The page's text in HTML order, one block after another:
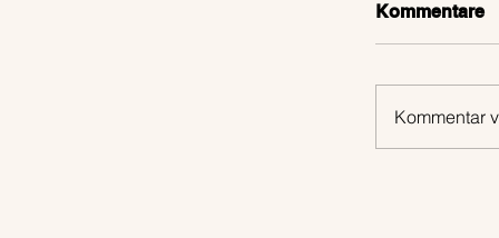
Kommentare
Kommentar